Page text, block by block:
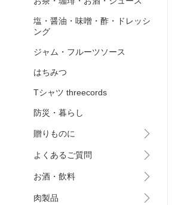
塩・醤油・味噌・酢・ドレッシ
ング
ジャム・フルーツソース
はちみつ
Tシャツ threecords
防災・暮らし
贈りものに
よくあるご質問
お酒・飲料
肉製品